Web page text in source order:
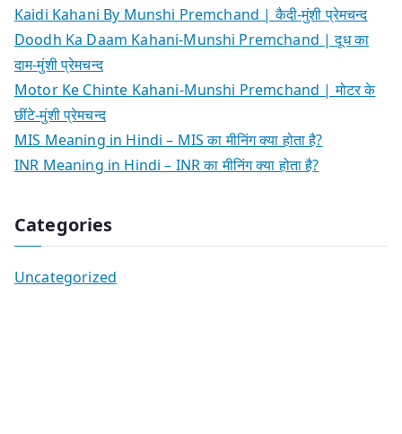
Kaidi Kahani By Munshi Premchand | कैदी-मुंशी प्रेमचन्द
Doodh Ka Daam Kahani-Munshi Premchand | दूध का
दाम-मुंशी प्रेमचन्द
Motor Ke Chinte Kahani-Munshi Premchand | मोटर के
छींटे-मुंशी प्रेमचन्द
MIS Meaning in Hindi – MIS का मीनिंग क्या होता है?
INR Meaning in Hindi – INR का मीनिंग क्या होता है?
Categories
Uncategorized